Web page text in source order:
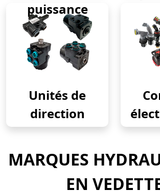
puissance
Unités de
direction
MARQUES
EN